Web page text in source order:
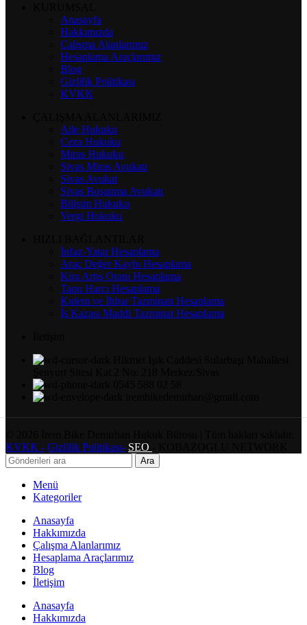
Anasayfa
Hakkımızda
Çalışma Alanlarımız
Hesaplama Araçlarımız
Blog
Gizlilik Politikası
KVKK
Aile Hukuku
Ceza Hukuku
Miras Hukuku
Sivas Miras Avukatı
Sivas Avukat
Sivas Boşanma Avukatı
Bilişim Hukuku
Vergi Hukuku
İnfaz-Yatar Hesaplama
Araç Değer Kaybı Hesaplama
Kira Artış Oranı Hesaplama
Tapu Harcı Hesaplama
Kıdem ve İhbar Tazminatı Hesaplama
İş Kazası Maddi Tazminat Hesaplama
KVKK - Gizlilik Politikası- SEO
Ara
Menü
Kategoriler
Anasayfa
Hakkımızda
Çalışma Alanlarımız
Hesaplama Araçlarımız
Blog
İletişim
Anasayfa
Hakkımızda